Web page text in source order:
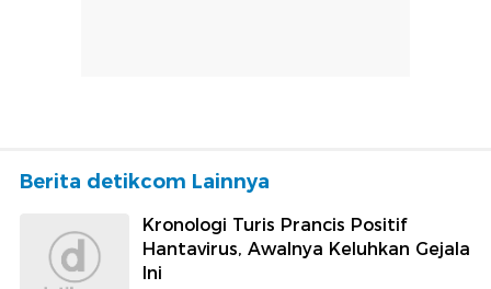
Berita detikcom Lainnya
Kronologi Turis Prancis Positif
Hantavirus, Awalnya Keluhkan Gejala
Ini